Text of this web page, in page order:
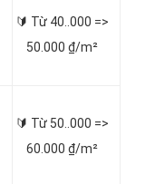
🔰 Từ 40..000 =>
50.000 ₫/m²
🔰 Từ 50..000 =>
60.000 ₫/m²